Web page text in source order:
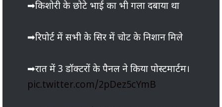
➡किशोरी के छोटे भाई का भी गला दबाया था
➡रिपोर्ट में सभी के सिर में चोट के निशान मिले
➡रात में 3 डॉक्टरों के पैनल ने किया पोस्टमार्टम।
pic.twitter.com/2pDez5cYmB